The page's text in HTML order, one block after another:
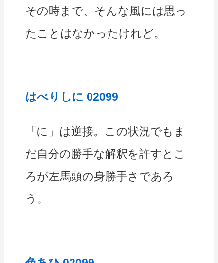
その時まで、そんな風には思っ
たことはなかったけれど。
はべりしに 02099
「に」は逆接。この状況でもま
だ自分の勝手な解釈を許すとこ
ろが左馬頭の身勝手さであろ
う。